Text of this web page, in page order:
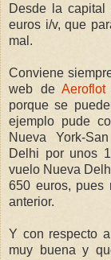
Desde la
euros i/v, que
mal.
Conviene
web de Aeroflot
porque se
ejemplo pude
Nueva York-
Delhi por unos
vuelo Nueva
650 euros, pues
anterior.
Y con respecto
muy buena y